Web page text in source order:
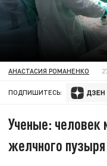
АНАСТАСИЯ РОМАНЕНКО
ПОДПИШИТЕСЬ:
Ученые:
желчного